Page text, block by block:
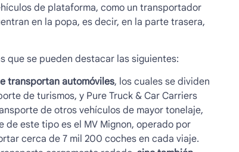
de plataforma, como un transportador
en la popa, es decir, en la parte trasera,
que se pueden destacar las siguientes:
transportan automóviles, los cuales se dividen
de turismos, y Pure Truck & Car Carriers
de otros vehículos de mayor tonelaje,
de este tipo es el MV Mignon, operado por
cerca de 7 mil 200 coches en cada viaje.